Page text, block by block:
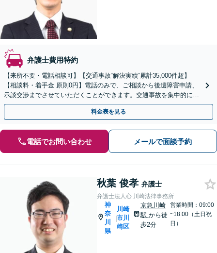
弁護士費用特約
【来所不要・電話相談可】【交通事故“解決実績”累計35,000件超】
【相談料・着手金 原則0円】電話のみで、ご相談から後遺障害申請、
示談交渉までさせていただくことができます。交通事故を集中的に取
り扱っている弁護士が全力でサポート！
料金表を見る
電話でお問い合わせ メールで面談予約
秋葉 俊孝 弁護士
弁護士法人心 川崎法律事務所
神
奈
川
県
|
川崎
市川
崎区
京急川崎
駅 から徒
歩2分
営業時間：09:00
~18:00（土日祝
日）